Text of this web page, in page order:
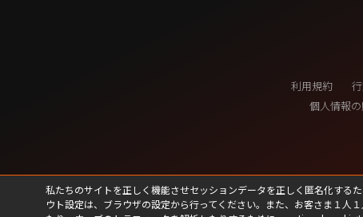
私たちのサイトを正しく機能させセッションデータを正しく匿名化する
ウト設定は、ブラウザの設定から行ってください。また、お客さま１人
利用規約
個人情報